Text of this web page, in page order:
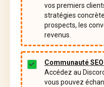
vos premiers
stratégies
prospects, les
revenus.
Communauté SEO
Accédez au
vous pouvez